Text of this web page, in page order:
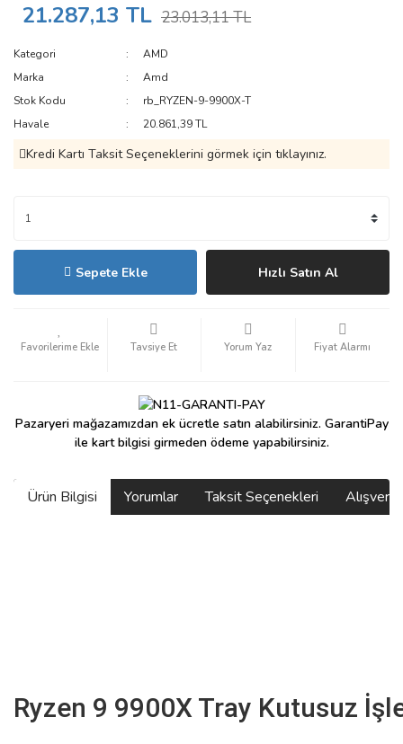
21.287,13 TL 23.013,11 TL
Kategori
AMD
Marka
Amd
Stok Kodu
rb_RYZEN-9-9900X-T
Havale
20.861,39 TL
Kredi Kartı Taksit Seçeneklerini görmek için tıklayınız.
Sepete Ekle Hızlı Satın Al
Tavsiye Et Yorum Yaz Fiyat Alarmı
Pazaryeri mağazamızdan ek ücretle satın alabilirsiniz. GarantiPay
ile kart bilgisi girmeden ödeme yapabilirsiniz.
Ürün Bilgisi Yorumlar Taksit Seçenekleri
Ryzen 9 9900X Tray Kutusuz